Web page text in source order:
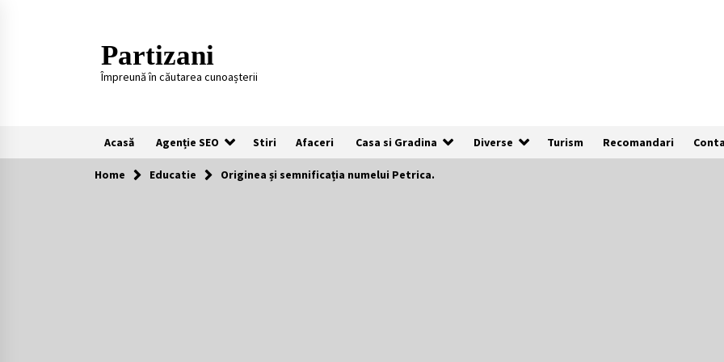
Partizani
Împreună în căutarea cunoașterii
Acasă Agenție SEO Stiri Afaceri Casa si Gradina Diverse Turism Recomandari
Recomandari
Home Educatie Originea și semnificația numelui Petrica.